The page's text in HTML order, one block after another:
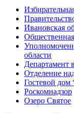
Ивановская
области
Департамент
Отделение
Гостевой дом
Роскомнадзор
Озеро Святое